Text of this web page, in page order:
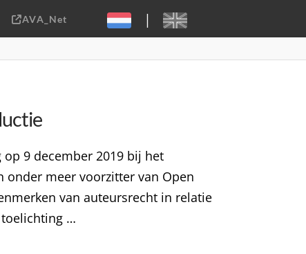
AVA_Net | Sebastiaan ter Burg, CC-BY-2.0
9 december 2019 bij het
meer voorzitter van Open
van auteursrecht in relatie
…